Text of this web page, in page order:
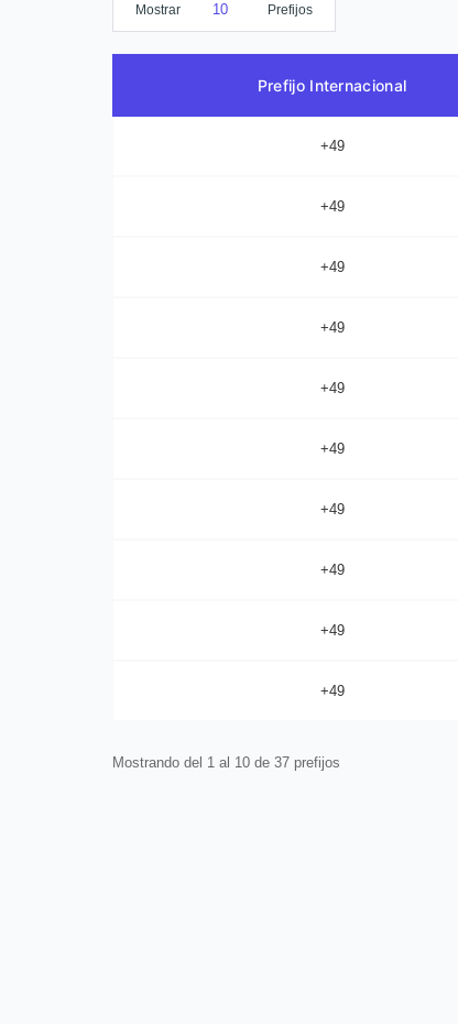
Mostrar Prefijos
Prefijo Internacional
+49
+49
+49
+49
+49
+49
+49
+49
+49
+49
Mostrando del 1 al 10 de 37 prefijos